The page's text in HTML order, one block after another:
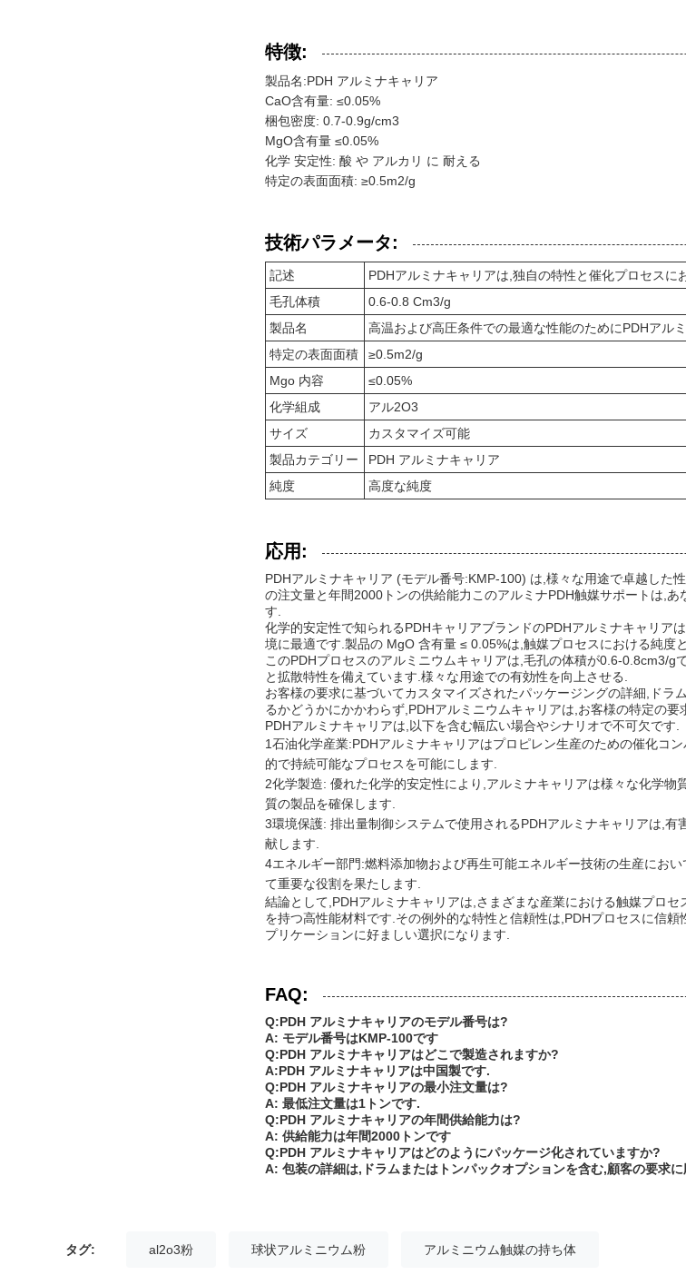
特徴:
製品名:PDH アルミナキャリア
CaO含有量: ≤0.05%
梱包密度: 0.7-0.9g/cm3
MgO含有量 ≤0.05%
化学 安定性: 酸 や アルカリ に 耐える
特定の表面面積: ≥0.5m2/g
技術パラメータ:
記述
PDHアルミナキャリアは,独自の特性と催化プロセスに
毛孔体積
0.6-0.8 Cm3/g
製品名
高温および高圧条件での最適な性能のためにPDHアル
特定の表面面積
≥0.5m2/g
Mgo 内容
≤0.05%
化学組成
アル2O3
サイズ
カスタマイズ可能
製品カテゴリー
PDH アルミナキャリア
純度
高度な純度
応用:
PDHアルミナキャリア (モデル番号:KMP-100) は,様々な用途で卓越した
の注文量と年間2000トンの供給能力このアルミナPDH触媒サポートは,
す.
化学的安定性で知られるPDHキャリアブランドのPDHアルミナキャリア
境に最適です.製品の MgO 含有量 ≤ 0.05%は,触媒プロセスにおける純度
このPDHプロセスのアルミニウムキャリアは,毛孔の体積が0.6-0.8cm3/g
と拡散特性を備えています.様々な用途での有効性を向上させる.
お客様の要求に基づいてカスタマイズされたパッケージングの詳細,ドラ
るかどうかにかかわらず,PDHアルミニウムキャリアは,お客様の特定の要
PDHアルミナキャリアは,以下を含む幅広い場合やシナリオで不可欠です.
1石油化学産業:PDHアルミナキャリアはプロピレン生産のための催化コ
的で持続可能なプロセスを可能にします.
2化学製造: 優れた化学的安定性により,アルミナキャリアは様々な化学物
質の製品を確保します.
3環境保護: 排出量制御システムで使用されるPDHアルミナキャリアは,
献します.
4エネルギー部門:燃料添加物および再生可能エネルギー技術の生産にお
て重要な役割を果たします.
結論として,PDHアルミナキャリアは,さまざまな産業における触媒プロ
を持つ高性能材料です.その例外的な特性と信頼性は,PDHプロセスに信
プリケーションに好ましい選択になります.
FAQ:
Q:PDH アルミナキャリアのモデル番号は?
A: モデル番号はKMP-100です
Q:PDH アルミナキャリアはどこで製造されますか?
A:PDH アルミナキャリアは中国製です.
Q:PDH アルミナキャリアの最小注文量は?
A: 最低注文量は1トンです.
Q:PDH アルミナキャリアの年間供給能力は?
A: 供給能力は年間2000トンです
Q:PDH アルミナキャリアはどのようにパッケージ化されていますか?
A: 包装の詳細は,ドラムまたはトンパックオプションを含む,顧客の要求
タグ: al2o3粉 球状アルミニウム粉 アルミニウム触媒の持ち体